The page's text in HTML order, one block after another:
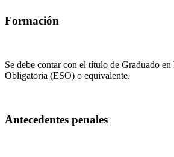
Formación
Se debe contar con el título de Graduado
Obligatoria (ESO) o equivalente.
Antecedentes penales